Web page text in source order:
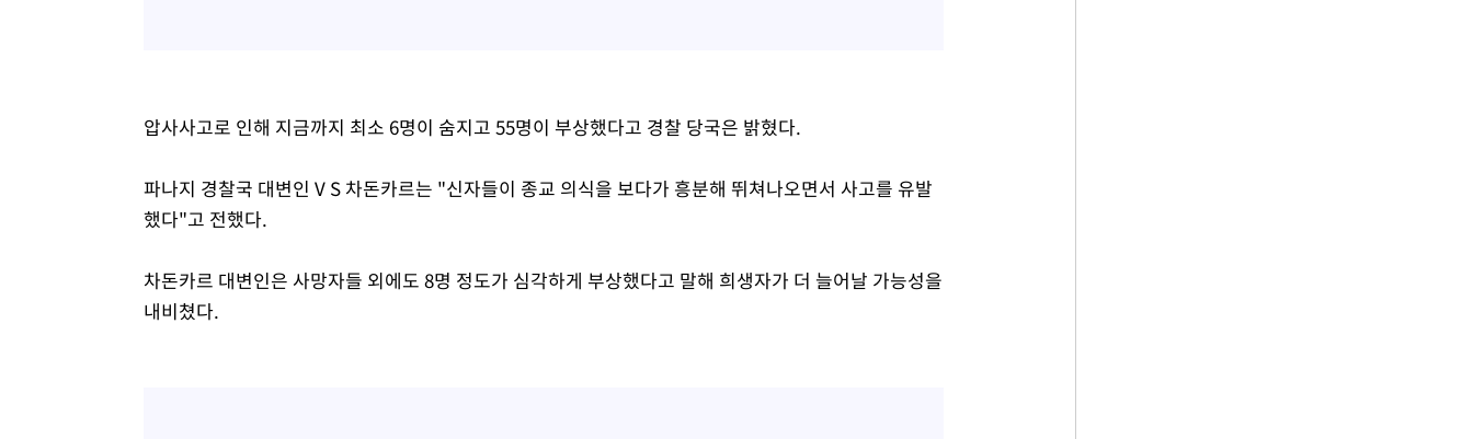
압사사고로 인해 지금까지 최소 6명이 숨지고 55명이 부상했다고 경찰 당국은 밝혔다.
파나지 경찰국 대변인 V S 차돈카르는 "신자들이 종교 의식을 보다가 흥분해 뛰쳐나오면서 사고를 유발
했다"고 전했다.
차돈카르 대변인은 사망자들 외에도 8명 정도가 심각하게 부상했다고 말해 희생자가 더 늘어날 가능성을
내비쳤다.